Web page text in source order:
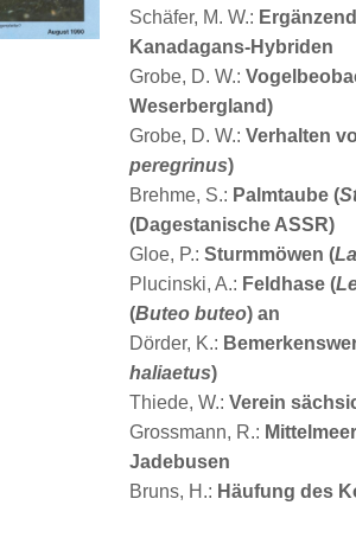
Schäfer, M. W.:
Kanadagans-Hybriden
Grobe, D. W.:
Weserbergland)
Grobe, D. W.: Verhalten
peregrinus)
Brehme, S.: Palmtaube (
(Dagestanische ASSR)
Gloe, P.: Sturmmöwen (
Plucinski, A.: Feldhase (
(Buteo buteo) an
Dörder, K.:
haliaetus)
Thiede, W.: Verein
Grossmann, R.:
Jadebusen
Bruns, H.: Häufung des